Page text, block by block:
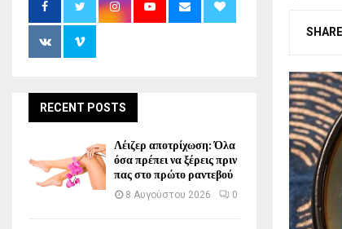
SHARE
RECENT POSTS
Λέιζερ αποτρίχωση: Όλα
όσα πρέπει να ξέρεις πριν
πας στο πρώτο ραντεβού
8 Αυγούστου 2026 0